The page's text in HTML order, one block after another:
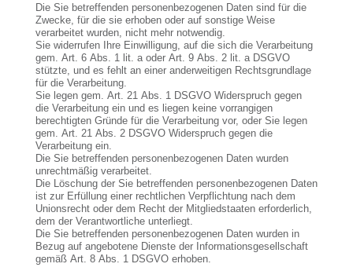
Die Sie betreffenden personenbezogenen Daten sind für die
Zwecke, für die sie erhoben oder auf sonstige Weise
verarbeitet wurden, nicht mehr notwendig.
Sie widerrufen Ihre Einwilligung, auf die sich die Verarbeitung
gem. Art. 6 Abs. 1 lit. a oder Art. 9 Abs. 2 lit. a DSGVO
stützte, und es fehlt an einer anderweitigen Rechtsgrundlage
für die Verarbeitung.
Sie legen gem. Art. 21 Abs. 1 DSGVO Widerspruch gegen
die Verarbeitung ein und es liegen keine vorrangigen
berechtigten Gründe für die Verarbeitung vor, oder Sie legen
gem. Art. 21 Abs. 2 DSGVO Widerspruch gegen die
Verarbeitung ein.
Die Sie betreffenden personenbezogenen Daten wurden
unrechtmäßig verarbeitet.
Die Löschung der Sie betreffenden personenbezogenen Daten
ist zur Erfüllung einer rechtlichen Verpflichtung nach dem
Unionsrecht oder dem Recht der Mitgliedstaaten erforderlich,
dem der Verantwortliche unterliegt.
Die Sie betreffenden personenbezogenen Daten wurden in
Bezug auf angebotene Dienste der Informationsgesellschaft
gemäß Art. 8 Abs. 1 DSGVO erhoben.